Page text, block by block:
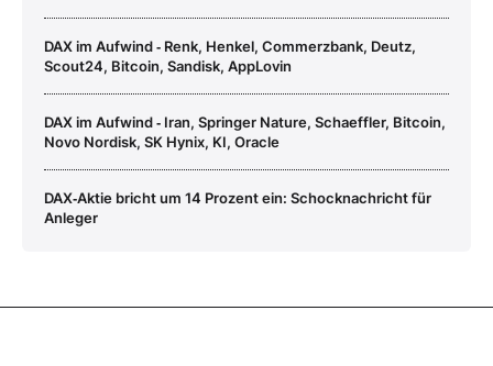
DAX im Aufwind ‑ Renk, Henkel, Commerzbank, Deutz,
Scout24, Bitcoin, Sandisk, AppLovin
DAX im Aufwind ‑ Iran, Springer Nature, Schaeffler, Bitcoin,
Novo Nordisk, SK Hynix, KI, Oracle
DAX‑Aktie bricht um 14 Prozent ein: Schocknachricht für
Anleger